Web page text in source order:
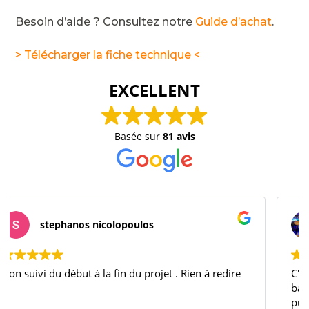
Besoin d’aide ? Consultez notre Guide d’achat.
> Télécharger la fiche technique <
EXCELLENT
Basée sur 81 avis
Kenny Wautelet
C'était mon rêve d'enfant d'avoir mon terrain de